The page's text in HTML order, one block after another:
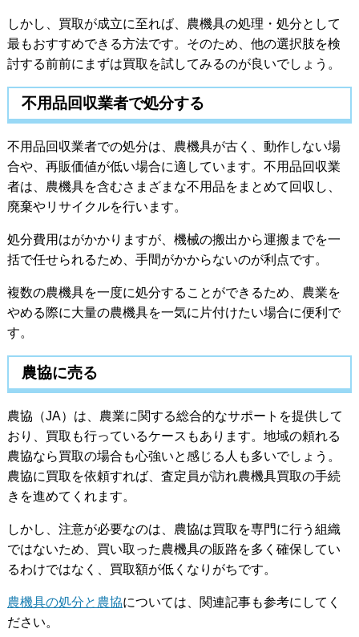
しかし、買取が成立に至れば、農機具の処理・処分として
最もおすすめできる方法です。そのため、他の選択肢を検
討する前前にまずは買取を試してみるのが良いでしょう。
不用品回収業者で処分する
不用品回収業者での処分は、農機具が古く、動作しない場
合や、再販価値が低い場合に適しています。不用品回収業
者は、農機具を含むさまざまな不用品をまとめて回収し、
廃棄やリサイクルを行います。
処分費用はがかかりますが、機械の搬出から運搬までを一
括で任せられるため、手間がかからないのが利点です。
複数の農機具を一度に処分することができるため、農業を
やめる際に大量の農機具を一気に片付けたい場合に便利で
す。
農協に売る
農協（JA）は、農業に関する総合的なサポートを提供して
おり、買取も行っているケースもあります。地域の頼れる
農協なら買取の場合も心強いと感じる人も多いでしょう。
農協に買取を依頼すれば、査定員が訪れ農機具買取の手続
きを進めてくれます。
しかし、注意が必要なのは、農協は買取を専門に行う組織
ではないため、買い取った農機具の販路を多く確保してい
るわけではなく、買取額が低くなりがちです。
農機具の処分と農協については、関連記事も参考にしてく
ださい。